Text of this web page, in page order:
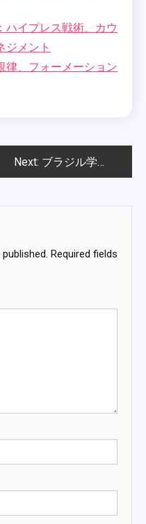
ハイプレス戦術、カウ
ジメント
律、フォーメーション
Next: ブラジル学校チーム：歴史的なパフォーマンス、歴史的背景、プレイの進化
Required fields